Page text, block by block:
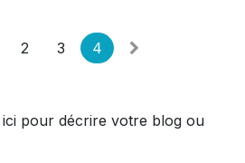
2 3
4
pour décrire votre blog ou